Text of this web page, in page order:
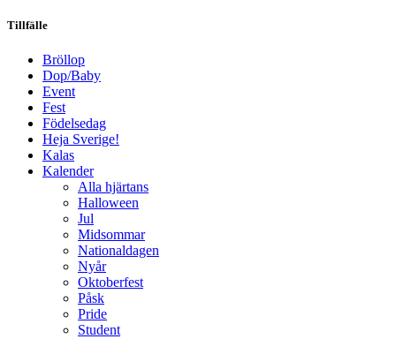
Tillfälle
Bröllop
Dop/Baby
Event
Fest
Födelsedag
Heja Sverige!
Kalas
Kalender
Alla hjärtans
Halloween
Jul
Midsommar
Nationaldagen
Nyår
Oktoberfest
Påsk
Pride
Student